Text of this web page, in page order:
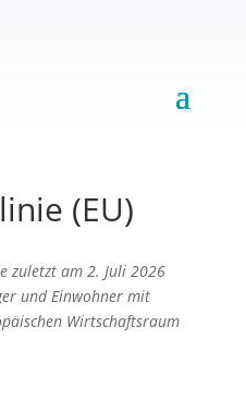
(EU)
zuletzt am 2. Juli 2026
und Einwohner mit
Wirtschaftsraum